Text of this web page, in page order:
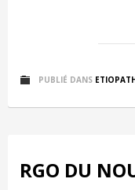
PUBLIÉ DANS
RGO DU